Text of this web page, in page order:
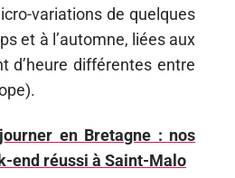
variations de quelques
et à l’automne, liées aux
d’heure différentes entre
en Bretagne : nos
end réussi à Saint-Malo